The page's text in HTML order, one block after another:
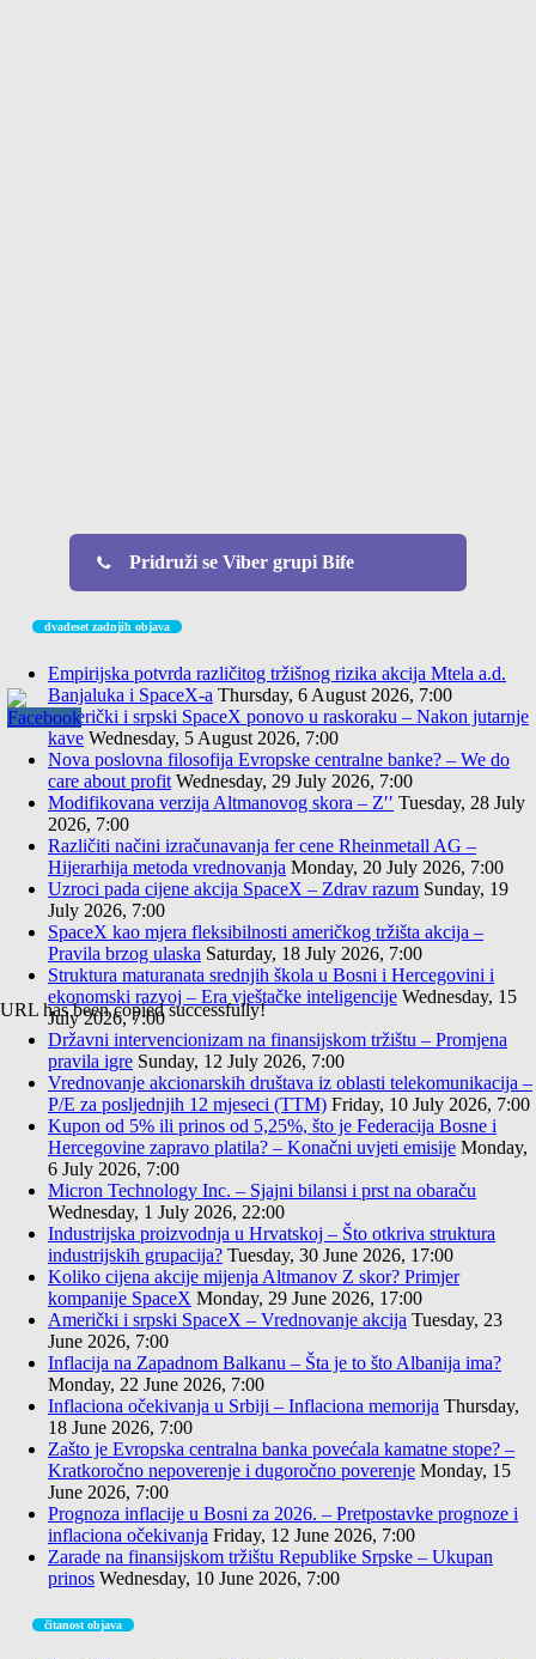
Pridruži se Viber grupi Bife
URL has been copied successfully!
dvadeset zadnjih objava
Empirijska potvrda različitog tržišnog rizika akcija Mtela a.d.
Banjaluka i SpaceX-a Thursday, 6 August 2026, 7:00
Američki i srpski SpaceX ponovo u raskoraku – Nakon jutarnje
kave Wednesday, 5 August 2026, 7:00
Nova poslovna filosofija Evropske centralne banke? – We do
care about profit Wednesday, 29 July 2026, 7:00
Modifikovana verzija Altmanovog skora – Z′′ Tuesday, 28 July
2026, 7:00
Različiti načini izračunavanja fer cene Rheinmetall AG –
Hijerarhija metoda vrednovanja Monday, 20 July 2026, 7:00
Uzroci pada cijene akcija SpaceX – Zdrav razum Sunday, 19
July 2026, 7:00
SpaceX kao mjera fleksibilnosti američkog tržišta akcija –
Pravila brzog ulaska Saturday, 18 July 2026, 7:00
Struktura maturanata srednjih škola u Bosni i Hercegovini i
ekonomski razvoj – Era vještačke inteligencije Wednesday, 15
July 2026, 7:00
Državni intervencionizam na finansijskom tržištu – Promjena
pravila igre Sunday, 12 July 2026, 7:00
Vrednovanje akcionarskih društava iz oblasti telekomunikacija –
P/E za posljednjih 12 mjeseci (TTM) Friday, 10 July 2026, 7:00
Kupon od 5% ili prinos od 5,25%, što je Federacija Bosne i
Hercegovine zapravo platila? – Konačni uvjeti emisije Monday,
6 July 2026, 7:00
Micron Technology Inc. – Sjajni bilansi i prst na obaraču
Wednesday, 1 July 2026, 22:00
Industrijska proizvodnja u Hrvatskoj – Što otkriva struktura
industrijskih grupacija? Tuesday, 30 June 2026, 17:00
Koliko cijena akcije mijenja Altmanov Z skor? Primjer
kompanije SpaceX Monday, 29 June 2026, 17:00
Američki i srpski SpaceX – Vrednovanje akcija Tuesday, 23
June 2026, 7:00
Inflacija na Zapadnom Balkanu – Šta je to što Albanija ima?
Monday, 22 June 2026, 7:00
Inflaciona očekivanja u Srbiji – Inflaciona memorija Thursday,
18 June 2026, 7:00
Zašto je Evropska centralna banka povećala kamatne stope? –
Kratkoročno nepoverenje i dugoročno poverenje Monday, 15
June 2026, 7:00
Prognoza inflacije u Bosni za 2026. – Pretpostavke prognoze i
inflaciona očekivanja Friday, 12 June 2026, 7:00
Zarade na finansijskom tržištu Republike Srpske – Ukupan
prinos Wednesday, 10 June 2026, 7:00
čitanost objava